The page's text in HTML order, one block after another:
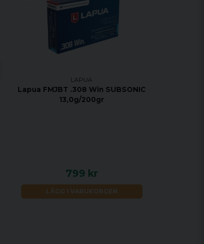
LAPUA
Lapua FMJBT .308 Win SUBSONIC
13,0g/200gr
799 kr
LÄGG I VARUKORGEN